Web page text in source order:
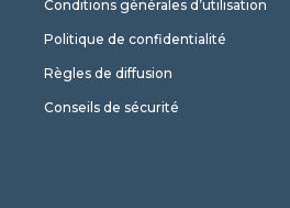
Conditions générales d’utilisation
Politique de confidentialité
Règles de diffusion
Conseils de sécurité